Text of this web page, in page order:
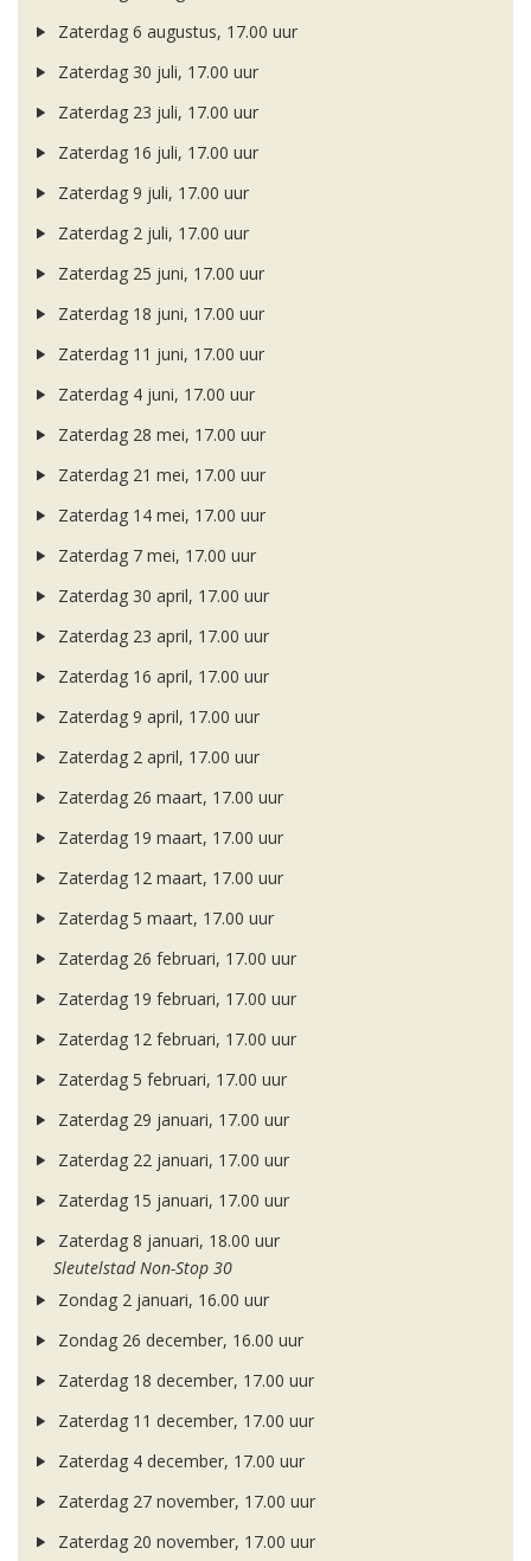
Zaterdag 6 augustus, 17.00 uur
Zaterdag 30 juli, 17.00 uur
Zaterdag 23 juli, 17.00 uur
Zaterdag 16 juli, 17.00 uur
Zaterdag 9 juli, 17.00 uur
Zaterdag 2 juli, 17.00 uur
Zaterdag 25 juni, 17.00 uur
Zaterdag 18 juni, 17.00 uur
Zaterdag 11 juni, 17.00 uur
Zaterdag 4 juni, 17.00 uur
Zaterdag 28 mei, 17.00 uur
Zaterdag 21 mei, 17.00 uur
Zaterdag 14 mei, 17.00 uur
Zaterdag 7 mei, 17.00 uur
Zaterdag 30 april, 17.00 uur
Zaterdag 23 april, 17.00 uur
Zaterdag 16 april, 17.00 uur
Zaterdag 9 april, 17.00 uur
Zaterdag 2 april, 17.00 uur
Zaterdag 26 maart, 17.00 uur
Zaterdag 19 maart, 17.00 uur
Zaterdag 12 maart, 17.00 uur
Zaterdag 5 maart, 17.00 uur
Zaterdag 26 februari, 17.00 uur
Zaterdag 19 februari, 17.00 uur
Zaterdag 12 februari, 17.00 uur
Zaterdag 5 februari, 17.00 uur
Zaterdag 29 januari, 17.00 uur
Zaterdag 22 januari, 17.00 uur
Zaterdag 15 januari, 17.00 uur
Zaterdag 8 januari, 18.00 uur
Sleutelstad Non-Stop 30
Zondag 2 januari, 16.00 uur
Zondag 26 december, 16.00 uur
Zaterdag 18 december, 17.00 uur
Zaterdag 11 december, 17.00 uur
Zaterdag 4 december, 17.00 uur
Zaterdag 27 november, 17.00 uur
Zaterdag 20 november, 17.00 uur